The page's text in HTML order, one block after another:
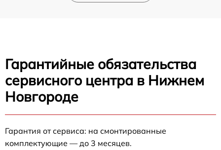
Гарантийные обязательства
сервисного центра в Нижнем
Новгороде
Гарантия от сервиса: на смонтированные
комплектующие — до 3 месяцев.